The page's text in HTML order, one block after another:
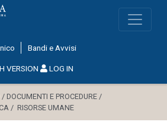
Bandi e Avvisi
VERSION LOG IN
/DOCUMENTI E PROCEDURE /
/ RISORSE UMANE